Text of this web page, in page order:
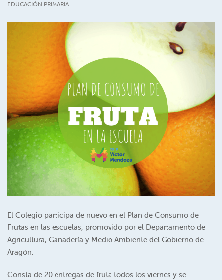
EDUCACIÓN PRIMARIA
El Colegio participa de nuevo en el Plan de Consumo de
Frutas en las escuelas, promovido por el Departamento de
Agricultura, Ganadería y Medio Ambiente del Gobierno de
Aragón.
Consta de 20 entregas de fruta todos los viernes y se